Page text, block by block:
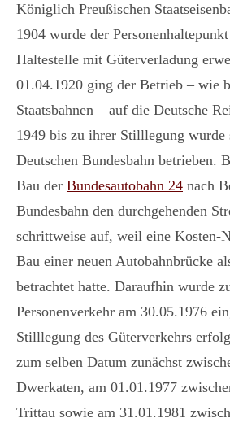
Königlich Preußischen
1904 wurde der
Haltestelle mit Güterverladung
01.04.1920 ging der Betrieb – wie
Staatsbahnen – auf die Deutsche
1949 bis zu ihrer Stilllegung wurde
Deutschen Bundesbahn betrieben.
Bau der Bundesautobahn 24 nach
Bundesbahn den durchgehenden
schrittweise auf, weil eine Kosten-
Bau einer neuen Autobahnbrücke
betrachtet hatte. Daraufhin wurde
Personenverkehr am 30.05.1976
Stilllegung des Güterverkehrs
zum selben Datum zunächst
Dwerkaten, am 01.01.1977
Trittau sowie am 31.01.1981